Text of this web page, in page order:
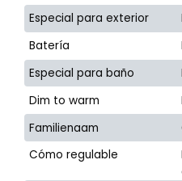
Especial para exterior
Batería
Especial para baño
Dim to warm
Familienaam
Cómo regulable